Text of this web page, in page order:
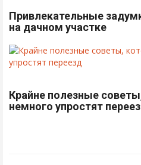
Привлекательные
на дачном участке
Крайне полезные
немного упростят